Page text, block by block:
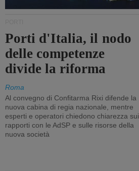
Porti d'Italia, il nodo
delle competenze
divide la riforma
Roma
Al convegno di Confitarma Rixi difende la
nuova cabina di regia nazionale, mentre
esperti e operatori chiedono chiarezza sui
rapporti con le AdSP e sulle risorse della
nuova società